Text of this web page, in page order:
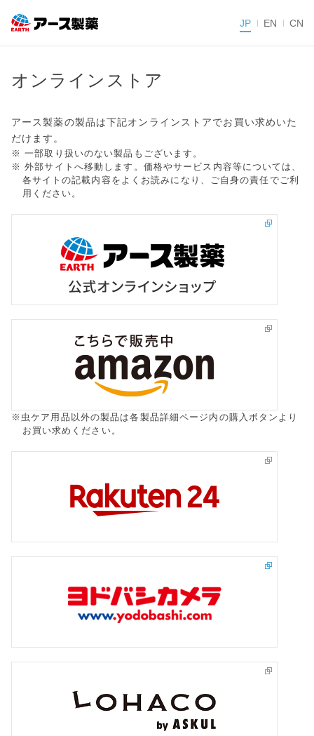
JP EN CN
オンラインストア
アース製薬の製品は下記オンラインストアでお買い求めいた
だけます。
※ 一部取り扱いのない製品もございます。
※ 外部サイトへ移動します。価格やサービス内容等については、
各サイトの記載内容をよくお読みになり、ご自身の責任でご利
用ください。
※虫ケア用品以外の製品は各製品詳細ページ内の購入ボタンより
お買い求めください。